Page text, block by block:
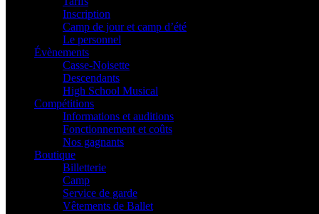
Inscription
Camp de jour et camp d’été
Le personnel
Évènements
Casse-Noisette
Descendants
High School Musical
Compétitions
Informations et auditions
Fonctionnement et coûts
Nos gagnants
Boutique
Billetterie
Camp
Service de garde
Vêtements de Ballet